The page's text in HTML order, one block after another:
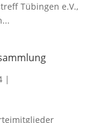
Tübingen e.V.,
|